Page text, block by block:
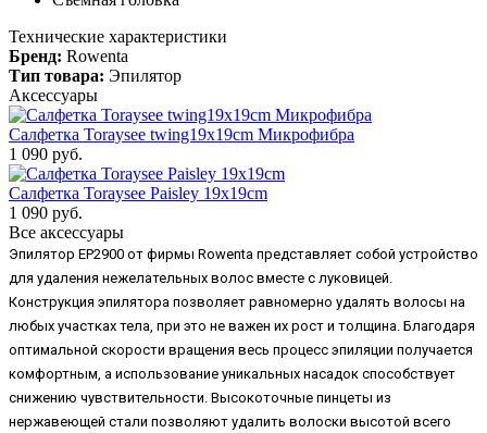
Технические характеристики
Бренд: Rowenta
Тип товара: Эпилятор
Аксессуары
Салфетка Toraysee twing19x19cm Микрофибра
1 090 руб.
Салфетка Toraysee Paisley 19x19cm
1 090 руб.
Все аксессуары
Эпилятор EP2900 от фирмы Rowenta представляет собой устройство
для удаления нежелательных волос вместе с луковицей.
Конструкция эпилятора позволяет равномерно удалять волосы на
любых участках тела, при это не важен их рост и толщина. Благодаря
оптимальной скорости вращения весь процесс эпиляции получается
комфортным, а использование уникальных насадок способствует
снижению чувствительности. Высокоточные пинцеты из
нержавеющей стали позволяют удалить волоски высотой всего